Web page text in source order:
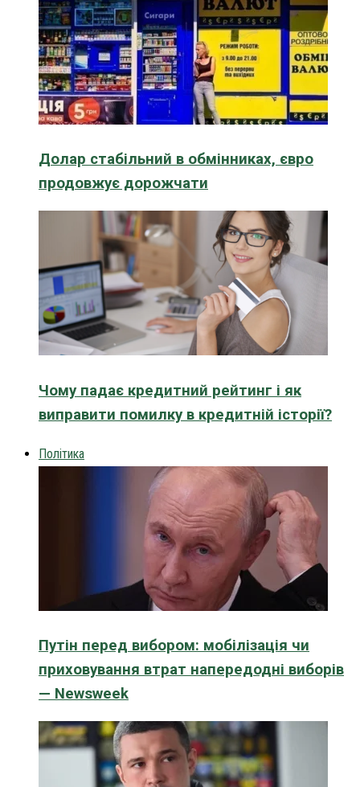
Долар стабільний в обмінниках, євро
продовжує дорожчати
Чому падає кредитний рейтинг і як
виправити помилку в кредитній історії?
Політика
Путін перед вибором: мобілізація чи
приховування втрат напередодні виборів
— Newsweek